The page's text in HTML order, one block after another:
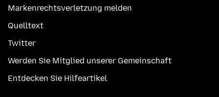
Markenrechtsverletzung melden
Quelltext
Twitter
Werden Sie Mitglied unserer Gemeinschaft
Entdecken Sie Hilfeartikel